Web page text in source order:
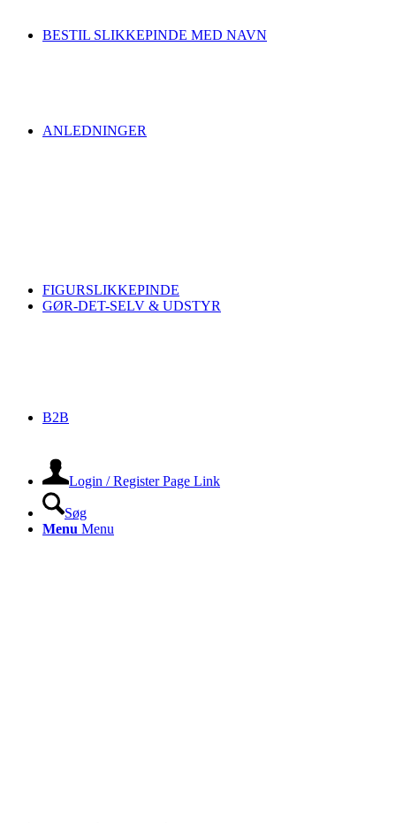
BESTIL SLIKKEPINDE MED NAVN
ANLEDNINGER
FIGURSLIKKEPINDE
GØR-DET-SELV & UDSTYR
B2B
Login / Register Page Link
Søg
Menu Menu